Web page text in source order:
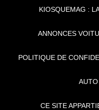
KIOSQUEMAG :
ANNONCES
POLITIQUE DE
CE SITE